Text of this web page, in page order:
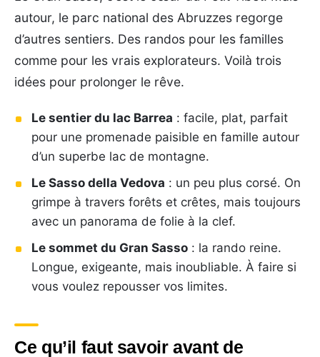
autour, le parc national des Abruzzes regorge
d’autres sentiers. Des randos pour les familles
comme pour les vrais explorateurs. Voilà trois
idées pour prolonger le rêve.
Le sentier du lac Barrea : facile, plat, parfait
pour une promenade paisible en famille autour
d’un superbe lac de montagne.
Le Sasso della Vedova : un peu plus corsé. On
grimpe à travers forêts et crêtes, mais toujours
avec un panorama de folie à la clef.
Le sommet du Gran Sasso : la rando reine.
Longue, exigeante, mais inoubliable. À faire si
vous voulez repousser vos limites.
Ce qu’il faut savoir avant de